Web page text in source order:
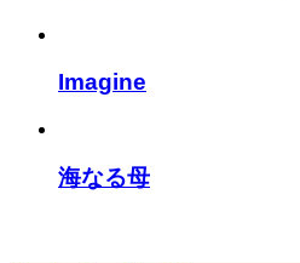
Imagine
海なる母